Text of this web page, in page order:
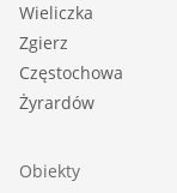
Wieliczka
Zgierz
Częstochowa
Żyrardów
Obiekty